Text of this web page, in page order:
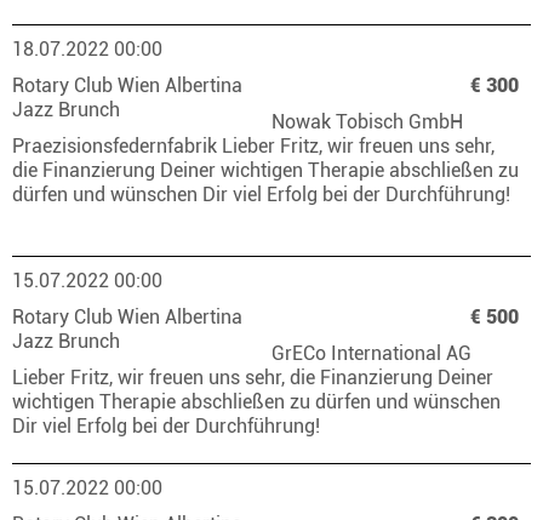
18.07.2022 00:00
Rotary Club Wien Albertina
Jazz Brunch
€ 300
Nowak Tobisch GmbH
Praezisionsfedernfabrik Lieber Fritz, wir freuen uns sehr,
die Finanzierung Deiner wichtigen Therapie abschließen zu
dürfen und wünschen Dir viel Erfolg bei der Durchführung!
15.07.2022 00:00
Rotary Club Wien Albertina
Jazz Brunch
€ 500
GrECo International AG
Lieber Fritz, wir freuen uns sehr, die Finanzierung Deiner
wichtigen Therapie abschließen zu dürfen und wünschen
Dir viel Erfolg bei der Durchführung!
15.07.2022 00:00